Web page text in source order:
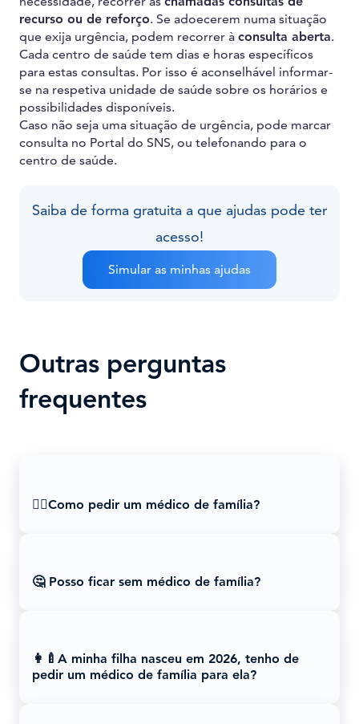
recurso ou de reforço. Se adoecerem numa situação
que exija urgência, podem recorrer à consulta aberta.
Cada centro de saúde tem dias e horas específicos
para estas consultas. Por isso é aconselhável informar-
se na respetiva unidade de saúde sobre os horários e
possibilidades disponíveis.
Caso não seja uma situação de urgência, pode marcar
consulta no Portal do SNS, ou telefonando para o
centro de saúde.
Saiba de forma gratuita a que ajudas pode ter
acesso!
Simular as minhas ajudas
Outras perguntas
frequentes
👩‍⚕️Como pedir um médico de família?
🤔 Posso ficar sem médico de família?
👩‍🍼A minha filha nasceu em 2026, tenho de
pedir um médico de família para ela?